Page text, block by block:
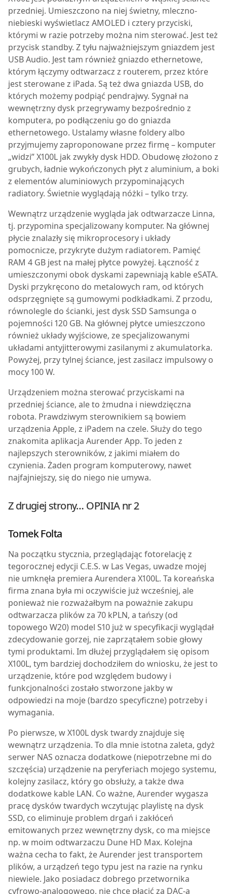
przedniej. Umieszczono na niej świetny, mleczno-
niebieski wyświetlacz AMOLED i cztery przyciski,
którymi w razie potrzeby można nim sterować. Jest też
przycisk standby. Z tyłu najważniejszym gniazdem jest
USB Audio. Jest tam również gniazdo ethernetowe,
którym łączymy odtwarzacz z routerem, przez które
jest sterowane z iPada. Są też dwa gniazda USB, do
których możemy podpiąć pendrajwy. Sygnał na
wewnętrzny dysk przegrywamy bezpośrednio z
komputera, po podłączeniu go do gniazda
ethernetowego. Ustalamy własne foldery albo
przyjmujemy zaproponowane przez firmę – komputer
„widzi” X100L jak zwykły dysk HDD. Obudowę złożono z
grubych, ładnie wykończonych płyt z aluminium, a boki
z elementów aluminiowych przypominających
radiatory. Świetnie wyglądają nóżki – tylko trzy.
Wewnątrz urządzenie wygląda jak odtwarzacze Linna,
tj. przypomina specjalizowany komputer. Na głównej
płycie znalazły się mikroprocesory i układy
pomocnicze, przykryte dużym radiatorem. Pamięć
RAM 4 GB jest na małej płytce powyżej. Łączność z
umieszczonymi obok dyskami zapewniają kable eSATA.
Dyski przykręcono do metalowych ram, od których
odsprzęgnięte są gumowymi podkładkami. Z przodu,
równolegle do ścianki, jest dysk SSD Samsunga o
pojemności 120 GB. Na głównej płytce umieszczono
również układy wyjściowe, ze specjalizowanymi
układami antyjitterowymi zasilanymi z akumulatorka.
Powyżej, przy tylnej ściance, jest zasilacz impulsowy o
mocy 100 W.
Urządzeniem można sterować przyciskami na
przedniej ściance, ale to żmudna i niewdzięczna
robota. Prawdziwym sterownikiem są bowiem
urządzenia Apple, z iPadem na czele. Służy do tego
znakomita aplikacja Aurender App. To jeden z
najlepszych sterowników, z jakimi miałem do
czynienia. Żaden program komputerowy, nawet
najfajniejszy, się do niego nie umywa.
Z drugiej strony… OPINIA nr 2
Tomek Folta
Na początku stycznia, przeglądając fotorelację z
tegorocznej edycji C.E.S. w Las Vegas, uwadze mojej
nie umknęła premiera Aurendera X100L. Ta koreańska
firma znana była mi oczywiście już wcześniej, ale
ponieważ nie rozważałbym na poważnie zakupu
odtwarzacza plików za 70 kPLN, a tańszy (od
topowego W20) model S10 już w specyfikacji wyglądał
zdecydowanie gorzej, nie zaprzątałem sobie głowy
tymi produktami. Im dłużej przyglądałem się opisom
X100L, tym bardziej dochodziłem do wniosku, że jest to
urządzenie, które pod względem budowy i
funkcjonalności zostało stworzone jakby w
odpowiedzi na moje (bardzo specyficzne) potrzeby i
wymagania.
Po pierwsze, w X100L dysk twardy znajduje się
wewnątrz urządzenia. To dla mnie istotna zaleta, gdyż
serwer NAS oznacza dodatkowe (niepotrzebne mi do
szczęścia) urządzenie na peryferiach mojego systemu,
kolejny zasilacz, który go obsłuży, a także dwa
dodatkowe kable LAN. Co ważne, Aurender wygasza
pracę dysków twardych wczytując playlistę na dysk
SSD, co eliminuje problem drgań i zakłóceń
emitowanych przez wewnętrzny dysk, co ma miejsce
np. w moim odtwarzaczu Dune HD Max. Kolejna
ważna cecha to fakt, że Aurender jest transportem
plików, a urządzeń tego typu jest na razie na rynku
niewiele. Jako posiadacz dobrego przetwornika
cyfrowo-analogowego, nie chcę płacić za DAC-a